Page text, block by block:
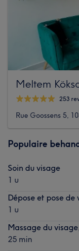
Meltem
253
Rue Goossens 5,
Populaire
Soin du visage
1 u
Dépose et pose
1 u
Massage du
25 min